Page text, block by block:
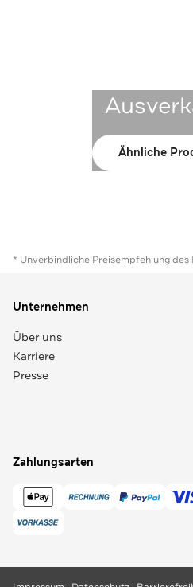
Ähnliche
* Unverbindliche Preisempfehlung
Unternehmen
Über uns
Karriere
Presse
Zahlungsarten